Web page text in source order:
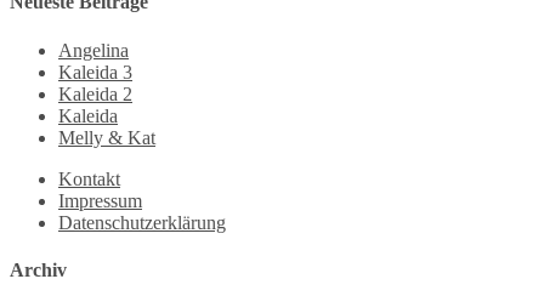
Angelina
Kaleida 3
Kaleida 2
Kaleida
Melly & Kat
Kontakt
Impressum
Datenschutzerklärung
Archiv